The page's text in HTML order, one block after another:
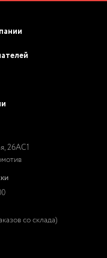
26АС1
со склада)